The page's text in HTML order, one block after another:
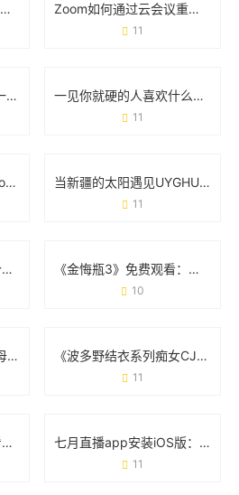
玩转SWAG视频无限钻石破解版：你需要知道的那些事儿 Zoom如何通过云会议重塑远程协作的日常体验
11
《性/生活》未删减版：一场被“打码”的社会实验 一见你就硬的人喜欢什么样的表现？身体反应和相处细节藏答案
11
为什么大家都在讨论txvlogcom糖心官网网站？这几点体验太真实了 当新疆的太阳遇见UYGHUR JALAP：辣椒与土地的故事
11
当母爱成为枷锁：《一个好妈妈的D3申字电影》为何刺痛千万人 《金悔瓶3》免费观看：如何合法避坑与观影指南
10
当&amp;quot;おまでは母に漂う&amp;quot;成为英文：一场关于翻译的奇妙漂流 《波多野结衣系列痴女CJOD-214》：经典场景与角色魅力的双重诠释
11
《丁香花》高清在线观看完整剧情：从虐心故事到观影避坑指南 七月直播app安装iOS版：手把手教你快速上手
11